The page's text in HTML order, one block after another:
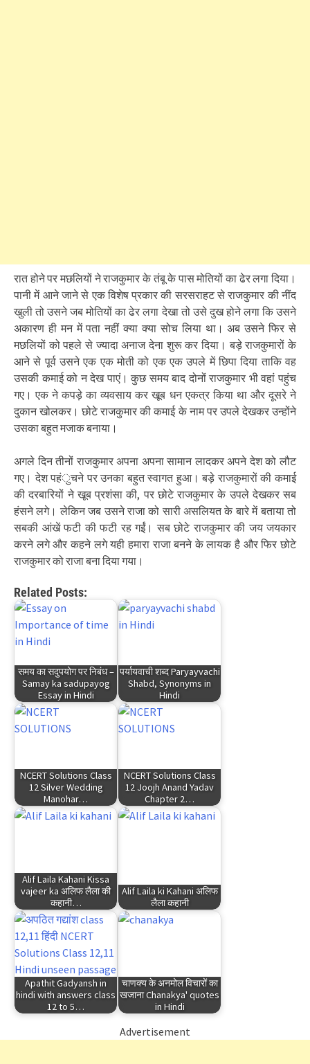
रात होने पर मछलियों ने राजकुमार के तंबू के पास मोतियों का ढेर लगा दिया।
पानी में आने जाने से एक विशेष प्रकार की सरसराहट से राजकुमार की नींद
खुली तो उसने जब मोतियों का ढेर लगा देखा तो उसे दुख होने लगा कि उसने
अकारण ही मन में पता नहीं क्या क्या सोच लिया था। अब उसने फिर से
मछलियों को पहले से ज्यादा अनाज देना शुरू कर दिया। बड़े राजकुमारों के
आने से पूर्व उसने एक एक मोती को एक एक उपले में छिपा दिया ताकि वह
उसकी कमाई को न देख पाएं। कुछ समय बाद दोनों राजकुमार भी वहां पहुंच
गए। एक ने कपड़े का व्यवसाय कर खूब धन एकत्र किया था और दूसरे ने
दुकान खोलकर। छोटे राजकुमार की कमाई के नाम पर उपले देखकर उन्होंने
उसका बहुत मजाक बनाया।
अगले दिन तीनों राजकुमार अपना अपना सामान लादकर अपने देश को लौट
गए। देश पहंुचने पर उनका बहुत स्वागत हुआ। बड़े राजकुमारों की कमाई
की दरबारियों ने खूब प्रशंसा की, पर छोटे राजकुमार के उपले देखकर सब
हंसने लगे। लेकिन जब उसने राजा को सारी असलियत के बारे में बताया तो
सबकी आंखें फटी की फटी रह गईं। सब छोटे राजकुमार की जय जयकार
करने लगे और कहने लगे यही हमारा राजा बनने के लायक है और फिर छोटे
राजकुमार को राजा बना दिया गया।
Related Posts:
समय का सदुपयोग पर निबंध –
Samay ka sadupayog
Essay in Hindi
पर्यायवाची शब्द Paryayvachi
Shabd, Synonyms in
Hindi
NCERT Solutions Class
12 Silver Wedding
Manohar…
NCERT Solutions Class
12 Joojh Anand Yadav
Chapter 2…
Alif Laila Kahani Kissa
vajeer ka अलिफ लैला की
कहानी…
Alif Laila ki Kahani अलिफ
लैला कहानी
Apathit Gadyansh in
hindi with answers class
12 to 5…
चाणक्य के अनमोल विचारों का
खजाना Chanakya' quotes
in Hindi
Advertisement